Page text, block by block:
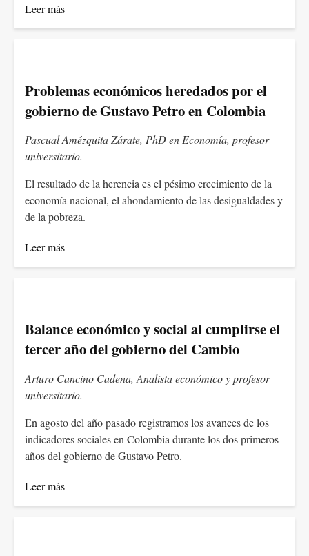
Leer más
Problemas económicos heredados por el
gobierno de Gustavo Petro en Colombia
Pascual Amézquita Zárate, PhD en Economía, profesor
universitario.
El resultado de la herencia es el pésimo crecimiento de la
economía nacional, el ahondamiento de las desigualdades y
de la pobreza.
Leer más
Balance económico y social al cumplirse el
tercer año del gobierno del Cambio
Arturo Cancino Cadena, Analista económico y profesor
universitario.
En agosto del año pasado registramos los avances de los
indicadores sociales en Colombia durante los dos primeros
años del gobierno de Gustavo Petro.
Leer más